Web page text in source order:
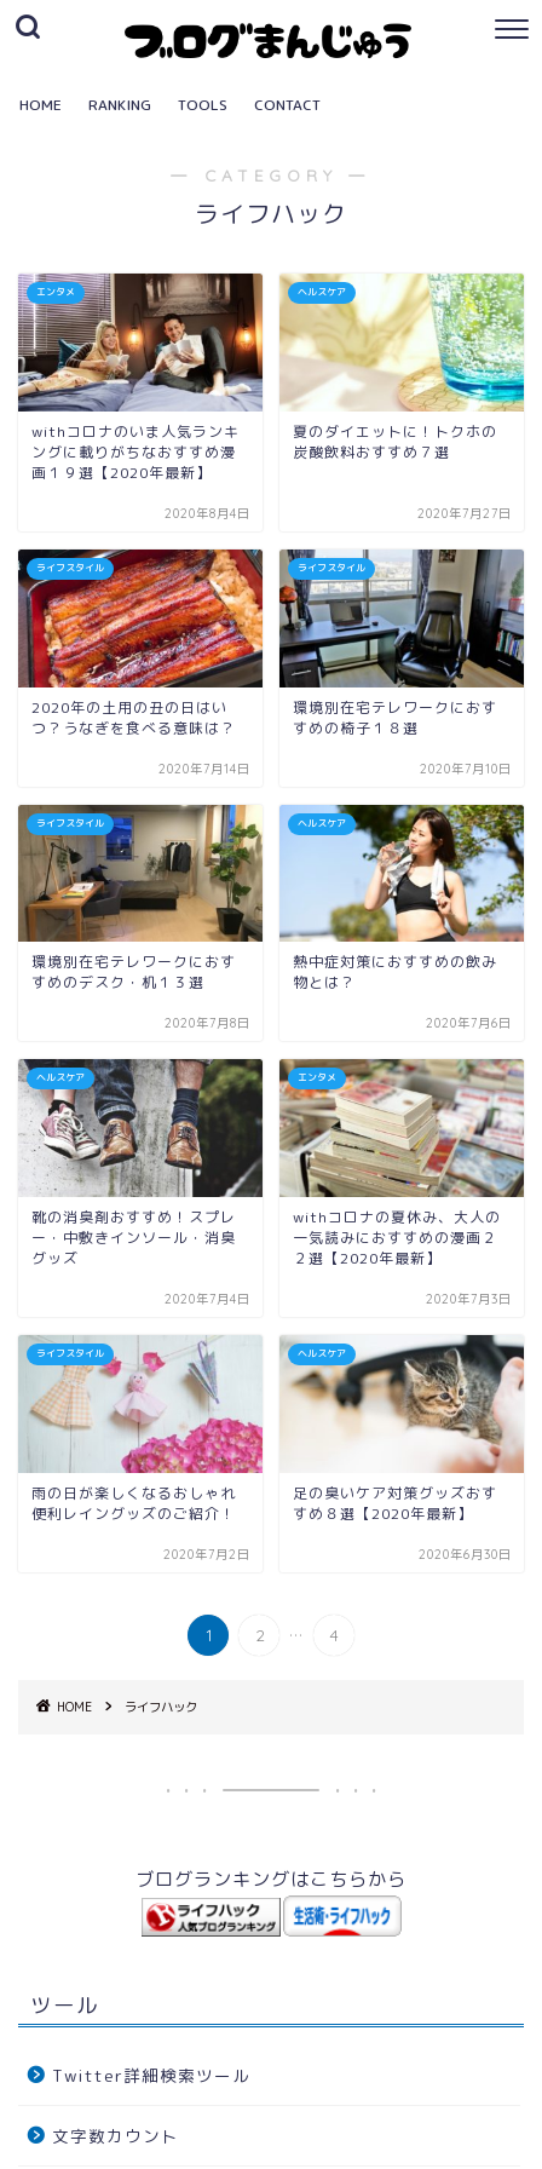
HOME RANKING TOOLS CONTACT
― CATEGORY ―
ライフハック
エンタメ
withコロナのいま人気ランキ
ングに載りがちなおすすめ漫
画１９選【2020年最新】
2020年8月4日
ヘルスケア
夏のダイエットに！トクホの
炭酸飲料おすすめ７選
2020年7月27日
ライフスタイル
2020年の土用の丑の日はい
つ？うなぎを食べる意味は？
2020年7月14日
ライフスタイル
環境別在宅テレワークにおす
すめの椅子１８選
2020年7月10日
ライフスタイル
環境別在宅テレワークにおす
すめのデスク・机１３選
2020年7月8日
ヘルスケア
熱中症対策におすすめの飲み
物とは？
2020年7月6日
ヘルスケア
靴の消臭剤おすすめ！スプレ
ー・中敷きインソール・消臭
グッズ
2020年7月4日
エンタメ
withコロナの夏休み、大人の
一気読みにおすすめの漫画２
２選【2020年最新】
2020年7月3日
ライフスタイル
雨の日が楽しくなるおしゃれ
便利レイングッズのご紹介！
2020年7月2日
ヘルスケア
足の臭いケア対策グッズおす
すめ８選【2020年最新】
2020年6月30日
1 2 ... 4
HOME ライフハック
ブログランキングはこちらから
ツール
Twitter詳細検索ツール
文字数カウント